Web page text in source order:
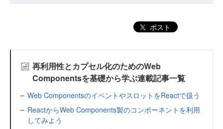
ポスト
再利用性とカプセル化のためのWeb
Componentsを基礎から学ぶ連載記事一覧
Web ComponentsのイベントやスロットをReactで扱う
ReactからWeb Components製のコンポーネントを利用
してみよう